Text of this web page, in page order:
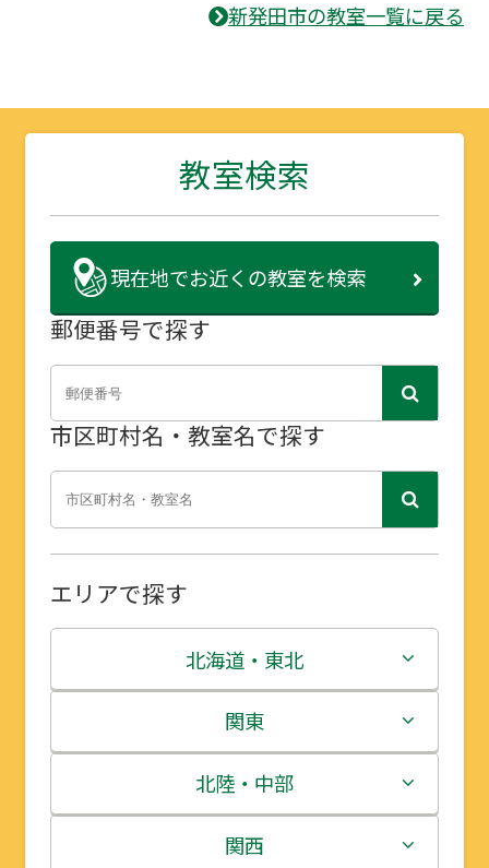
新発田市の教室一覧に戻る
教室検索
現在地でお近くの教室を検索
郵便番号で探す
市区町村名・教室名で探す
エリアで探す
北海道・東北
北海道
青森県
岩手県
関東
茨城県
栃木県
北陸・中部
新潟県
関西